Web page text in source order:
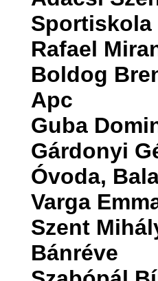
Sportiskola
Rafael
Boldog
Apc
Guba
Gárdonyi
Óvoda,
Varga
Szent
Bánréve